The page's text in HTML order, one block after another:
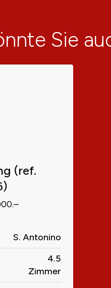
Sie
(ref.
S. Antonino
4.5
Zimmer